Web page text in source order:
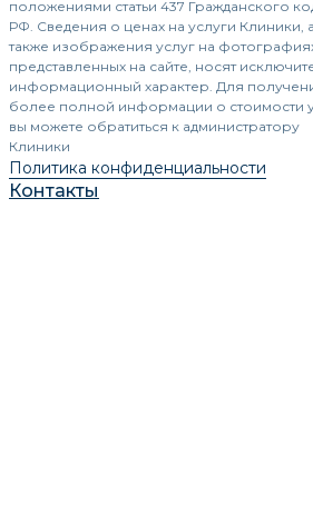
положениями статьи 437 Гражданского
РФ. Сведения о ценах на услуги Клиники, а
также изображения услуг на
представленных на сайте, носят
информационный характер. Для
более полной информации о стоимости
вы можете обратиться к администратору
Клиники
Политика конфиденциальности
Контакты